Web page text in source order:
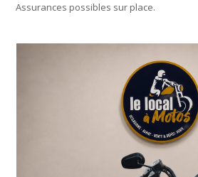
Assurances possibles sur place.